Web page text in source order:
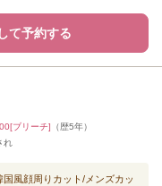
て予約する
ブリーチ] （歴5年）
れ
風顔周りカット/メンズカッ